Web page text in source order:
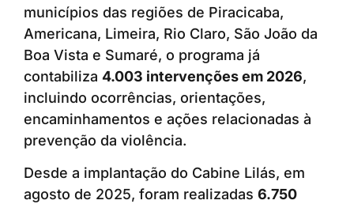
municípios das regiões de Piracicaba,
Americana, Limeira, Rio Claro, São João da
Boa Vista e Sumaré, o programa já
contabiliza 4.003 intervenções em 2026,
incluindo ocorrências, orientações,
encaminhamentos e ações relacionadas à
prevenção da violência.
Desde a implantação do Cabine Lilás, em
agosto de 2025, foram realizadas 6.750